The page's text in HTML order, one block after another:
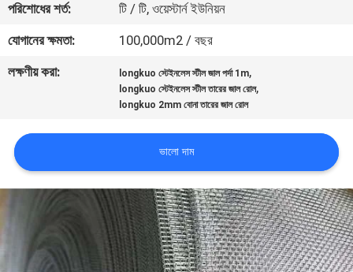
মান
নিয়ন্ত্রণ
করুন
উদ্ধৃতির
জন্য
আবেদন
পরিশোধের শর্ত:
টি / টি, ওয়েস্টার্ন ইউনিয়ন
যোগানের ক্ষমতা:
100,000m2 / বছর
লক্ষণীয় করা:
longkuo স্টেইনলেস স্টীল জাল পর্দা 1m,
longkuo স্টেইনলেস স্টীল তারের জাল রোল,
longkuo 2mm বোনা তারের জাল রোল
ভালো দাম